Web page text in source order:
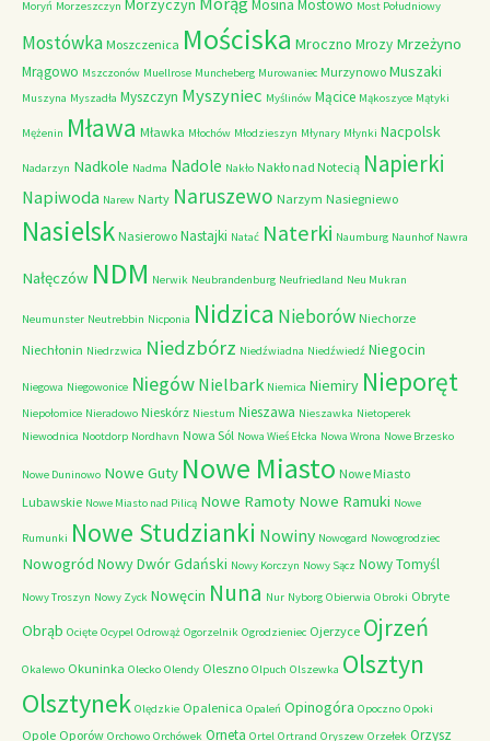
Moryń Morzeszczyn Morzyczyn Mosina Mostowo Most Południowy
Mostówka Moszczenica Mościska Mroczno Mrozy Mrzeżyno
Mrągowo Mszczonów Muellrose Muncheberg Murowaniec Murzynowo Muszaki
Muszyna Myszadła Myszczyn Myszyniec Myślinów Mącice Mąkoszyce Mątyki
Mężenin Mława Mławka Młochów Młodzieszyn Młynary Młynki Nacpolsk
Nadarzyn Nadkole Nadma Nadole Nakło Nakło nad Notecią Napierki
Napiwoda Narew Narty Naruszewo Narzym Nasiegniewo
Nasielsk Nasierowo Nastajki Natać Naterki Naumburg Naunhof Nawra
Nałęczów NDM Nerwik Neubrandenburg Neufriedland Neu Mukran
Neumunster Neutrebbin Nicponia Nidzica Nieborów Niechorze
Niechłonin Niedrzwica Niedzbórz Niedźwiadna Niedźwiedź Niegocin
Niegowa Niegowonice Niegów Nielbark Niemica Niemiry Nieporęt
Niepołomice Nieradowo Nieskórz Niestum Nieszawa Nieszawka Nietoperek
Niewodnica Nootdorp Nordhavn Nowa Sól Nowa Wieś Ełcka Nowa Wrona Nowe Brzesko
Nowe Duninowo Nowe Guty Nowe Miasto Nowe Miasto
Lubawskie Nowe Miasto nad Pilicą Nowe Ramoty Nowe Ramuki Nowe
Rumunki Nowe Studzianki Nowiny Nowogard Nowogrodziec
Nowogród Nowy Dwór Gdański Nowy Korczyn Nowy Sącz Nowy Tomyśl
Nowy Troszyn Nowy Zyck Nowęcin Nuna Nur Nyborg Obierwia Obroki Obryte
Obrąb Ocięte Ocypel Odrowąż Ogorzelnik Ogrodzieniec Ojerzyce Ojrzeń
Okalewo Okuninka Olecko Olendy Oleszno Olpuch Olszewka Olsztyn
Olsztynek Olędzkie Opalenica Opaleń Opinogóra Opoczno Opoki
Opole Oporów Orchowo Orchówek Orneta Ortel Ortrand Oryszew Orzełek Orzysz